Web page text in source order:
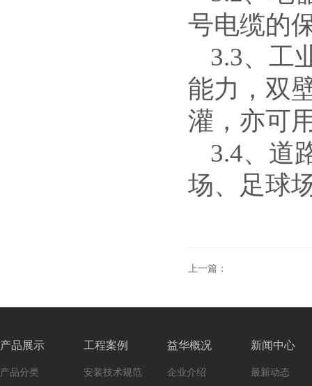
号电缆的
3.3、工
能力，双
灌，亦可
3.4、道
场、足球
上一篇：
产品展示
产品分类
工程案例
安装技术规范
益华概况
企业介绍
新闻中心
最新动态